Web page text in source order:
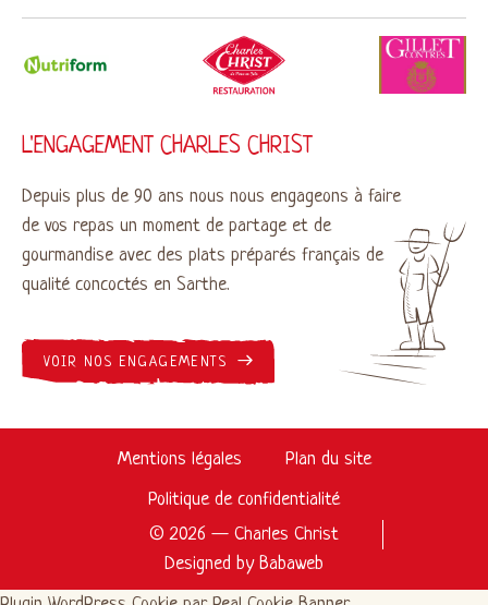
L'ENGAGEMENT CHARLES CHRIST
Depuis plus de 90 ans nous nous engageons à faire
de vos repas un moment de partage et de
gourmandise avec des plats préparés français de
qualité concoctés en Sarthe.
VOIR NOS ENGAGEMENTS
Mentions légales
Plan du site
Politique de confidentialité
© 2026 — Charles Christ
Designed by Babaweb